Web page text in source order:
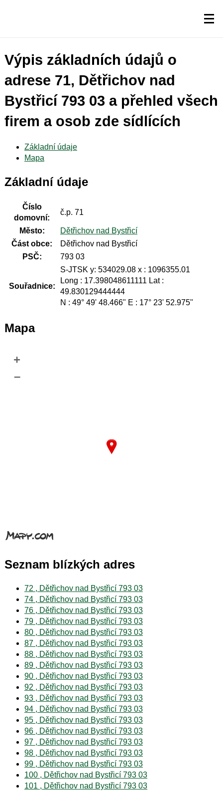
Výpis základních údajů o
adrese 71, Dětřichov nad
Bystřicí 793 03 a přehled všech
firem a osob zde sídlících
Základní údaje
Mapa
Základní údaje
Číslo
domovní:
č.p. 71
Město:
Dětřichov nad Bystřicí
Část obce:
Dětřichov nad Bystřicí
PSČ:
793 03
Souřadnice:
S-JTSK y: 534029.08 x : 1096355.01
Long : 17.398048611111 Lat :
49.830129444444
N : 49° 49' 48.466" E : 17° 23' 52.975"
Mapa
+
–
Seznam blízkých adres
72 , Dětřichov nad Bystřicí 793 03
74 , Dětřichov nad Bystřicí 793 03
76 , Dětřichov nad Bystřicí 793 03
79 , Dětřichov nad Bystřicí 793 03
80 , Dětřichov nad Bystřicí 793 03
87 , Dětřichov nad Bystřicí 793 03
88 , Dětřichov nad Bystřicí 793 03
89 , Dětřichov nad Bystřicí 793 03
90 , Dětřichov nad Bystřicí 793 03
92 , Dětřichov nad Bystřicí 793 03
93 , Dětřichov nad Bystřicí 793 03
94 , Dětřichov nad Bystřicí 793 03
95 , Dětřichov nad Bystřicí 793 03
96 , Dětřichov nad Bystřicí 793 03
97 , Dětřichov nad Bystřicí 793 03
98 , Dětřichov nad Bystřicí 793 03
99 , Dětřichov nad Bystřicí 793 03
100 , Dětřichov nad Bystřicí 793 03
101 , Dětřichov nad Bystřicí 793 03